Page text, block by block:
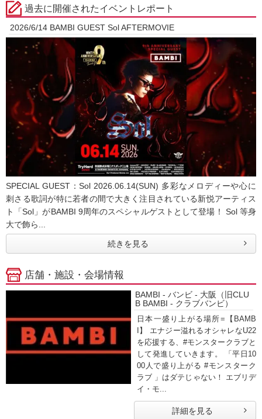
過去に開催されたイベントレポート
2026/6/14 BAMBI GUEST Sol AFTERMOVIE
SPECIAL GUEST：Sol 2026.06.14(SUN) 多彩なメロディーや心に
刺さる歌詞が特に若者の間で大きく注目されている新悦アーティス
ト「Sol」がBAMBI 9周年のスペシャルゲストとして登場！ Sol 等身
大で飾ら...
続きを見る
店舗・施設・会場情報
BAMBI - バンビ - 大阪（旧CLU
B BAMBI - クラブバンビ）
日本一盛り上がる場所=【BAMB
I】 エナジー溢れるオシャレなU22
を応援する、#モンスタークラブと
して発進していきます。 「平日10
00人で盛り上がる #モンスターク
ラブ 」はダテじゃない！ エブリデ
イ・モ...
詳細を見る